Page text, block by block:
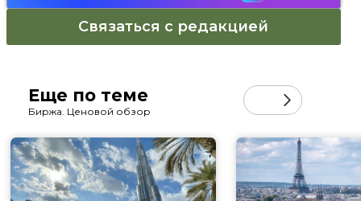
Связаться с редакцией
Еще по теме
Биржа. Ценовой обзор